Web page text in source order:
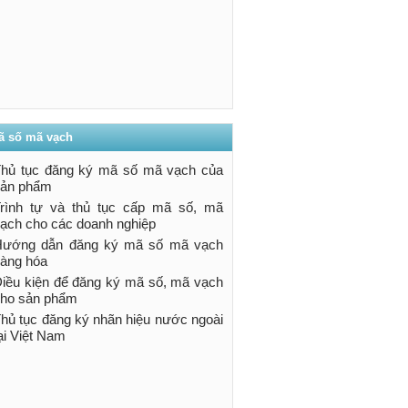
số mã vạch
tục đăng ký mã số mã vạch của
phẩm
tự và thủ tục cấp mã số, mã
cho các doanh nghiệp
dẫn đăng ký mã số mã vạch
hóa
kiện để đăng ký mã số, mã vạch
sản phẩm
tục đăng ký nhãn hiệu nước ngoài
Việt Nam